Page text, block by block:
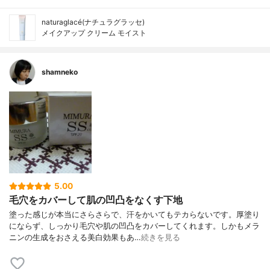
naturaglacé(ナチュラグラッセ)
メイクアップ クリーム モイスト
shamneko
5.00
毛穴をカバーして肌の凹凸をなくす下地
塗った感じが本当にさらさらで、汗をかいてもテカらないです。厚塗り
にならず、しっかり毛穴や肌の凹凸をカバーしてくれます。しかもメラ
ニンの生成をおさえる美白効果もあ…続きを見る